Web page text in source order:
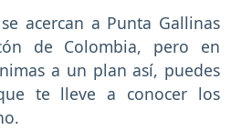
acercan a Punta Gallinas
de Colombia, pero en
a un plan así, puedes
te lleve a conocer los